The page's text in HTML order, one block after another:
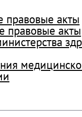
акты
правовые акты